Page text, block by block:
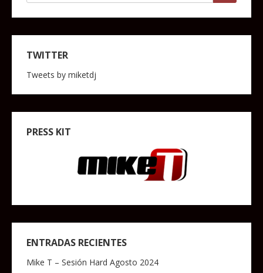
TWITTER
Tweets by miketdj
PRESS KIT
ENTRADAS RECIENTES
Mike T – Sesión Hard Agosto 2024